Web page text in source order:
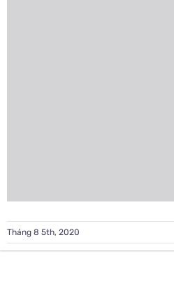
Tháng 8 5th, 2020